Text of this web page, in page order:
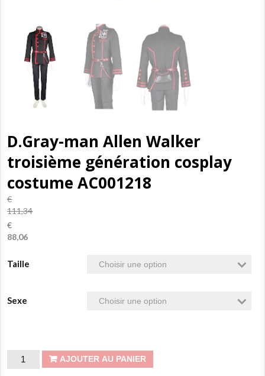
D.Gray-man Allen Walker
troisième génération cosplay
costume AC001218
€
111,34
€
88,06
Taille
Sexe
quantité
AJOUTER AU PANIER